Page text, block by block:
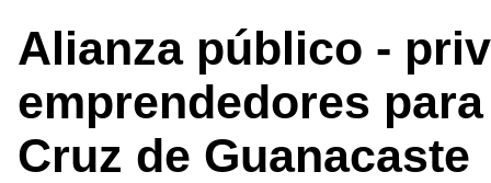
Alianza público -
emprendedores
Cruz de Guanacaste